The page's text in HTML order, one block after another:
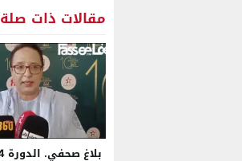
مقالات ذات صلة